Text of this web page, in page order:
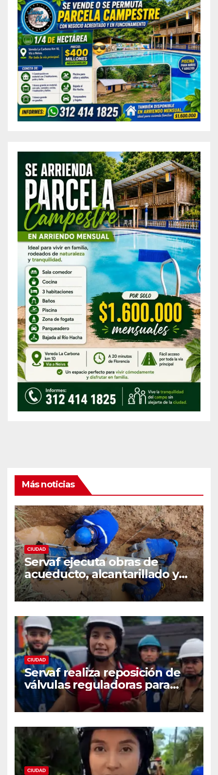
Más noticias
CIUDAD
Servaf ejecuta obras de
acueducto, alcantarillado y
recuperación vial en varios
sectores de Florencia.
CIUDAD
Servaf realiza reposición de
válvulas reguladoras para
fortalecer la red de
acueducto
CIUDAD